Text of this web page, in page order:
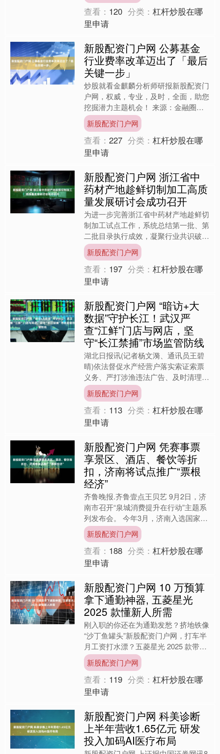
查看： 120 分类：杠杆炒股在哪
里申请
新股配资门户网 公募基金
行业费率改革迈出了「最后
关键一步」
炒股就看金麒麟分析师研报新股配资门
户网，权威，专业，及时，全面，助您
挖掘潜力主题机会！ 来源：金融圈女
神经 曲艳丽 | 文 又见行业重磅消息。
9月5日晚间，证....
新股配资门户网
查看：227 分类：杠杆炒股在哪
里申请
新股配资门户网 浙江省中
药材产地趁鲜切制加工高质
量发展研讨会成功召开
为进一步完善浙江省中药材产地趁鲜切
制加工试点工作，系统总结第一批、第
二批目录执行成效，凝聚行业共识破解
发展难题，9月1日下午，由浙江省医
药行业协会与浙江省中药饮....
新股配资门户网
查看： 197 分类：杠杆炒股在哪
里申请
新股配资门户网 “暗访+大
数据”守护长江！武汉严
查“江鲜”门店与网店，坚
守“长江禁捕”市场监管防线
湖北日报讯(记者杨文漪、通讯员王碧
晴)依法督促水产经营户落实索证索票
义务、严打涉渔违法广告、及时清理网
络交易中“清江鱼”“江鲢”等误导消费宣
传信息……近日从武汉....
新股配资门户网
查看： 113 分类：杠杆炒股在哪
里申请
新股配资门户网 凭赛事票
享景区、酒店、餐饮等折
扣，济南将试点推广“票根
经济”
齐鲁晚报.齐鲁壹点王贝艺 9月2日，济
南市召开“泉城消费提升在行动”主题系
列发布会。 今年3月，济南入选国家促
进体育消费和赛事经济试点城市，体育
产业发展迎来新机....
新股配资门户网
查看： 188 分类：杠杆炒股在哪
里申请
新股配资门户网 10 万预算
拿下通勤神器, 五菱星光
2025 款懂新人所需
刚入职的你还在为通勤发愁？挤地铁像
“沙丁鱼罐头”新股配资门户网，打车半
月工资打水漂？五菱星光 2025 款带着
亲民价来了，10 万级预算就能拿下这
款专为职场新....
新股配资门户网
查看： 119 分类：杠杆炒股在哪
里申请
新股配资门户网 科美诊断
上半年营收1.65亿元 研发
投入加码AI医疗布局